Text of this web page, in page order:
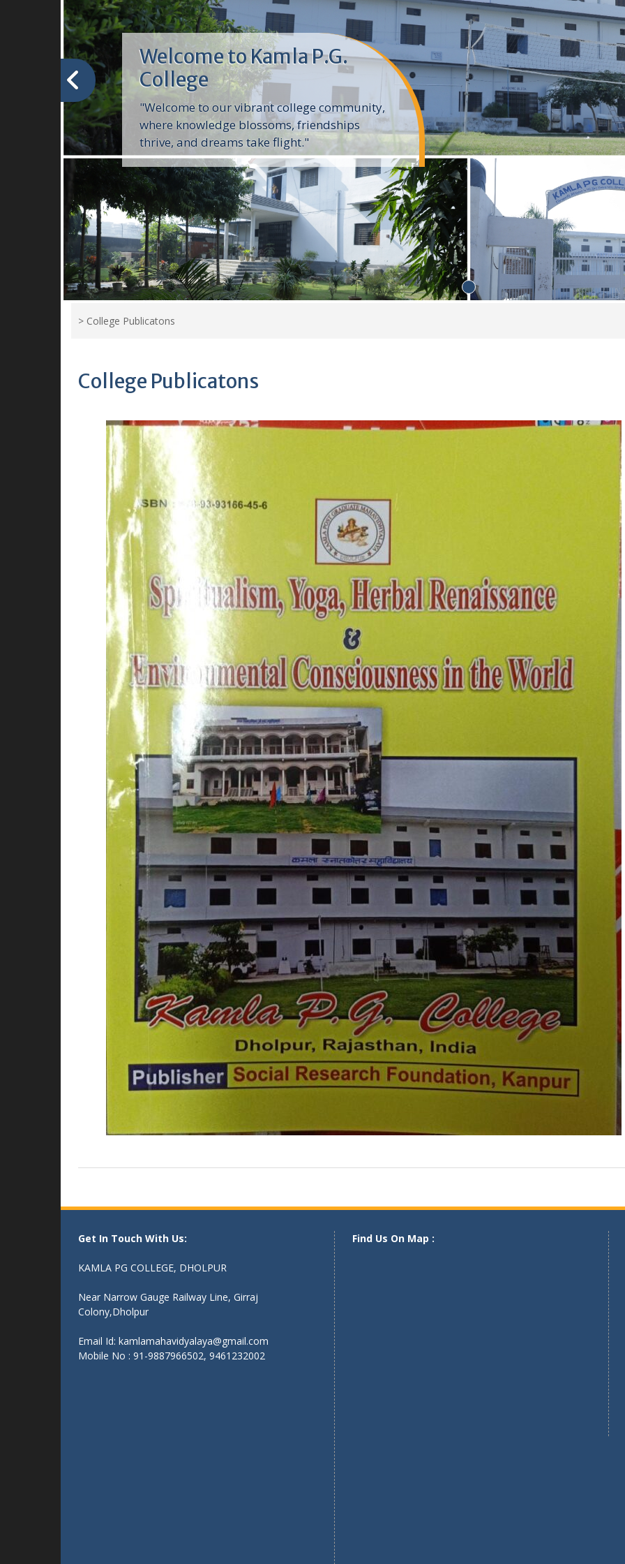
Welcome to Kamla P.G.
College
"Welcome to our vibrant college community,
where knowledge blossoms, friendships
thrive, and dreams take flight."
> College Publicatons
College Publicatons
Get In Touch With Us:
KAMLA PG COLLEGE, DHOLPUR
Near Narrow Gauge Railway Line, Girraj
Colony,Dholpur
Email Id: kamlamahavidyalaya@gmail.com
Mobile No : 91-9887966502, 9461232002
Find Us On Map :